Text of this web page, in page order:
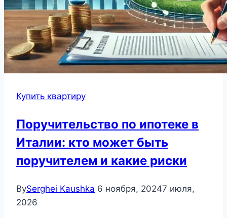
Купить квартиру
Поручительство по ипотеке в
Италии: кто может быть
поручителем и какие риски
BySerghei Kaushka 6 ноября, 20247 июля,
2026